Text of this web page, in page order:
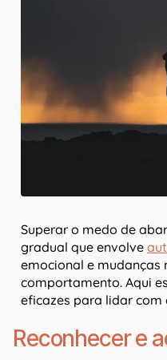
Superar o medo de
gradual que envolve
emocional e mudanças
comportamento. Aqui
eficazes para lidar com
Reconhecer e